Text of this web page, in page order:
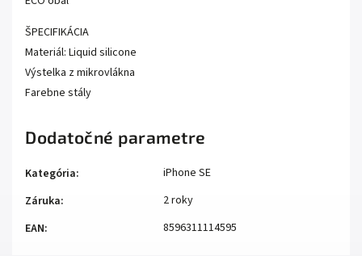
ŠPECIFIKÁCIA
Materiál: Liquid silicone
Výstelka z mikrovlákna
Farebne stály
Dodatočné parametre
Kategória:
iPhone SE
Záruka:
2 roky
EAN: 8596311114595